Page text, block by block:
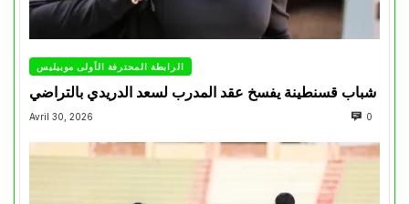
الرابطة المحترفة الأولى موبيليس
شباب قسنطينة يفسخ عقد المدرب لسعد الدريدي بالتراضي
Avril 30, 2026 0